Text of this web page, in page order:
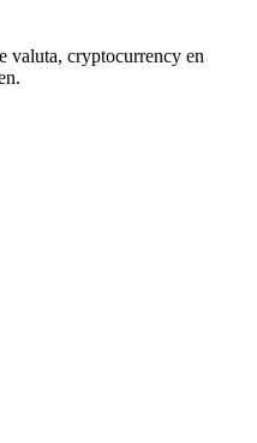
valuta, cryptocurrency en